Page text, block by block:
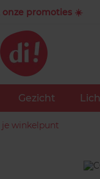
onze promoties ☀️
Gezicht
winkelpunt